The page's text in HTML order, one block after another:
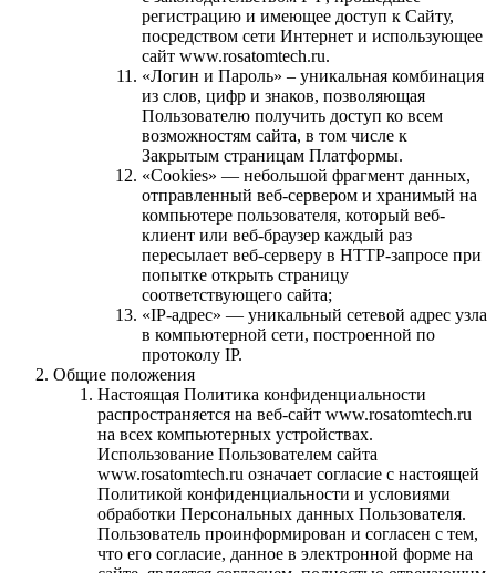
регистрацию и имеющее доступ к Сайту,
посредством сети Интернет и использующее
cайт www.rosatomtech.ru.
«Логин и Пароль» – уникальная комбинация
из слов, цифр и знаков, позволяющая
Пользователю получить доступ ко всем
возможностям сайта, в том числе к
Закрытым страницам Платформы.
«Cookies» — небольшой фрагмент данных,
отправленный веб-сервером и хранимый на
компьютере пользователя, который веб-
клиент или веб-браузер каждый раз
пересылает веб-серверу в HTTP-запросе при
попытке открыть страницу
соответствующего сайта;
«IP-адрес» — уникальный сетевой адрес узла
в компьютерной сети, построенной по
протоколу IP.
Общие положения
Настоящая Политика конфиденциальности
распространяется на веб-сайт www.rosatomtech.ru
на всех компьютерных устройствах.
Использование Пользователем сайта
www.rosatomtech.ru означает согласие с настоящей
Политикой конфиденциальности и условиями
обработки Персональных данных Пользователя.
Пользователь проинформирован и согласен с тем,
что его согласие, данное в электронной форме на